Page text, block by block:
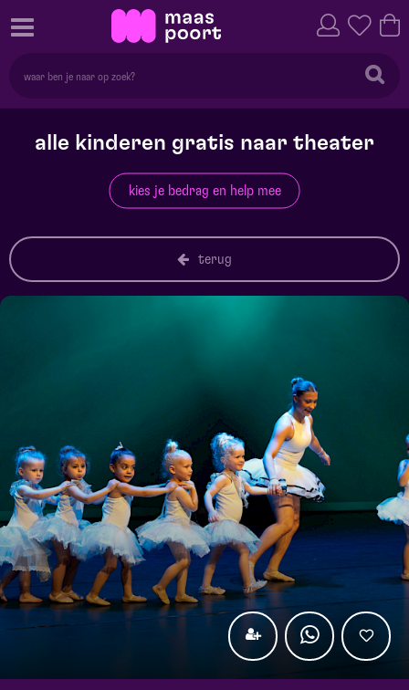
alle kinderen gratis naar theater
kies je bedrag en help mee
terug